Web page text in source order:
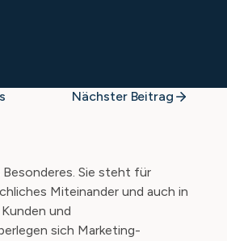
Nächster Beitrag
Sie steht für
Miteinander und auch in
und
sich Marketing-